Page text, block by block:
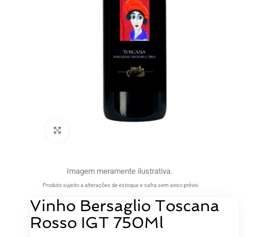
Imagem meramente ilustrativa.
Produto sujeito a alterações de estoque e safra sem aviso prévio
Vinho Bersaglio Toscana
Rosso IGT 750Ml